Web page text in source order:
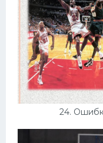
24.